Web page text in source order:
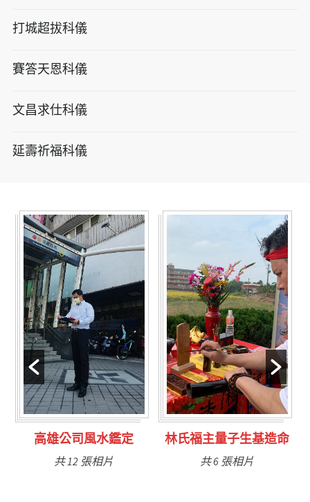
打城超拔科儀
賽答天恩科儀
文昌求仕科儀
延壽祈福科儀
林氏福主量子生基造命
共 6 張相片
台南永康風水鑑定
共 9 張相片